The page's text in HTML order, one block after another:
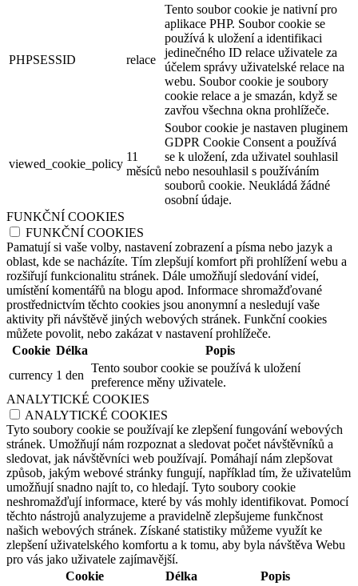
PHPSESSID relace
Tento soubor cookie je nativní pro
aplikace PHP. Soubor cookie se
používá k uložení a identifikaci
jedinečného ID relace uživatele za
účelem správy uživatelské relace na
webu. Soubor cookie je soubory
cookie relace a je smazán, když se
zavřou všechna okna prohlížeče.
viewed_cookie_policy
11
měsíců
Soubor cookie je nastaven pluginem
GDPR Cookie Consent a používá
se k uložení, zda uživatel souhlasil
nebo nesouhlasil s používáním
souborů cookie. Neukládá žádné
osobní údaje.
FUNKČNÍ COOKIES
FUNKČNÍ COOKIES
Pamatují si vaše volby, nastavení zobrazení a písma nebo jazyk a
oblast, kde se nacházíte. Tím zlepšují komfort při prohlížení webu a
rozšiřují funkcionalitu stránek. Dále umožňují sledování videí,
umístění komentářů na blogu apod. Informace shromažďované
prostřednictvím těchto cookies jsou anonymní a nesledují vaše
aktivity při návštěvě jiných webových stránek. Funkční cookies
můžete povolit, nebo zakázat v nastavení prohlížeče.
Cookie Délka
Popis
currency 1 den
Tento soubor cookie se používá k uložení
preference měny uživatele.
ANALYTICKÉ COOKIES
ANALYTICKÉ COOKIES
Tyto soubory cookie se používají ke zlepšení fungování webových
stránek. Umožňují nám rozpoznat a sledovat počet návštěvníků a
sledovat, jak návštěvníci web používají. Pomáhají nám zlepšovat
způsob, jakým webové stránky fungují, například tím, že uživatelům
umožňují snadno najít to, co hledají. Tyto soubory cookie
neshromažďují informace, které by vás mohly identifikovat. Pomocí
těchto nástrojů analyzujeme a pravidelně zlepšujeme funkčnost
našich webových stránek. Získané statistiky můžeme využít ke
zlepšení uživatelského komfortu a k tomu, aby byla návštěva Webu
pro vás jako uživatele zajímavější.
Cookie
Délka Popis